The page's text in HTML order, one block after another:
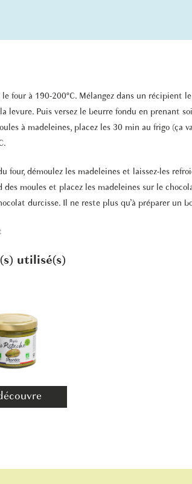
le four à 190-200°C. Mélangez dans un récipient
levure. Puis versez le beurre fondu en prenant
à madeleines, placez les 30 min au frigo (ça
four, démoulez les madeleines et laissez-les
des moules et placez les madeleines sur le
durcisse. Il ne reste plus qu’à préparer un
utilisé(s)